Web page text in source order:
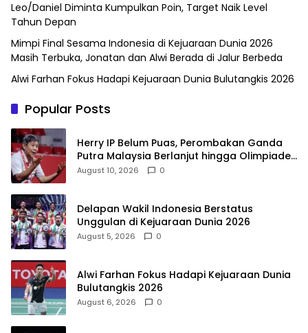
Leo/Daniel Diminta Kumpulkan Poin, Target Naik Level
Tahun Depan
Mimpi Final Sesama Indonesia di Kejuaraan Dunia 2026
Masih Terbuka, Jonatan dan Alwi Berada di Jalur Berbeda
Alwi Farhan Fokus Hadapi Kejuaraan Dunia Bulutangkis 2026
Popular Posts
Herry IP Belum Puas, Perombakan Ganda
Putra Malaysia Berlanjut hingga Olimpiade
2028
August 10, 2026 0
Delapan Wakil Indonesia Berstatus
Unggulan di Kejuaraan Dunia 2026
August 5, 2026 0
Alwi Farhan Fokus Hadapi Kejuaraan Dunia
Bulutangkis 2026
August 6, 2026 0